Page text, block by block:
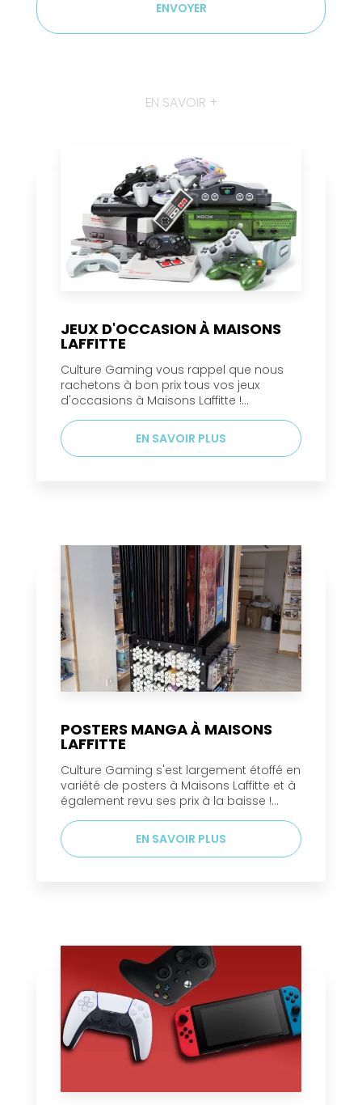
EN SAVOIR +
JEUX D'OCCASION À MAISONS
LAFFITTE
Culture Gaming vous rappel que nous
rachetons à bon prix tous vos jeux
d'occasions à Maisons Laffitte !...
EN SAVOIR PLUS
POSTERS MANGA À MAISONS
LAFFITTE
Culture Gaming s'est largement étoffé en
variété de posters à Maisons Laffitte et à
également revu ses prix à la baisse !...
EN SAVOIR PLUS